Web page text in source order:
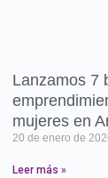
Lanzamos 7
mujeres en
20 de enero de
Leer más »